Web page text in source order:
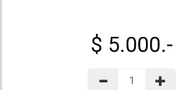
$ 5.000.-